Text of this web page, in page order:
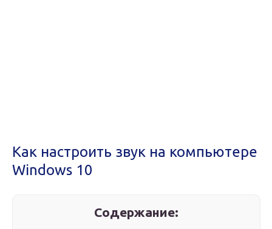
Как настроить звук на компьютере
Windows 10
Содержание: